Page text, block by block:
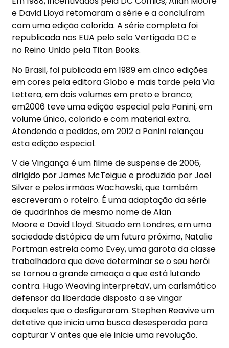
e David Lloyd retomaram a série e a concluíram
com uma edição colorida. A série completa foi
republicada nos EUA pelo selo Vertigoda DC e
no Reino Unido pela Titan Books.
No Brasil, foi publicada em 1989 em cinco edições
em cores pela editora Globo e mais tarde pela Via
Lettera, em dois volumes em preto e branco;
em2006 teve uma edição especial pela Panini, em
volume único, colorido e com material extra.
Atendendo a pedidos, em 2012 a Panini relançou
esta edição especial.
V de Vingança é um filme de suspense de 2006,
dirigido por James McTeigue e produzido por Joel
Silver e pelos irmãos Wachowski, que também
escreveram o roteiro. É uma adaptação da série
de quadrinhos de mesmo nome de Alan
Moore e David Lloyd. Situado em Londres, em uma
sociedade distópica de um futuro próximo, Natalie
Portman estrela como Evey, uma garota da classe
trabalhadora que deve determinar se o seu herói
se tornou a grande ameaça a que está lutando
contra. Hugo Weaving interpretaV, um carismático
defensor da liberdade disposto a se vingar
daqueles que o desfiguraram. Stephen Reavive um
detetive que inicia uma busca desesperada para
capturar V antes que ele inicie uma revolução.